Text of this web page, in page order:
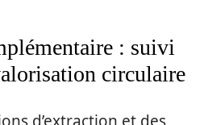
: suivi
circulaire